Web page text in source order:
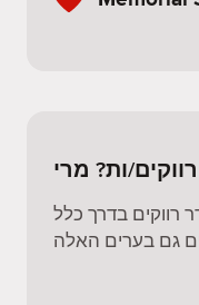
ות? מרי
רווקים בדרך כלל